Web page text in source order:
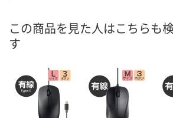
この商品を見た人はこちらも
す